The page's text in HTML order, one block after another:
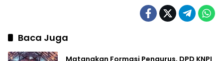
Baca Juga
Matangkan Formasi Pengurus, DPD KNPI